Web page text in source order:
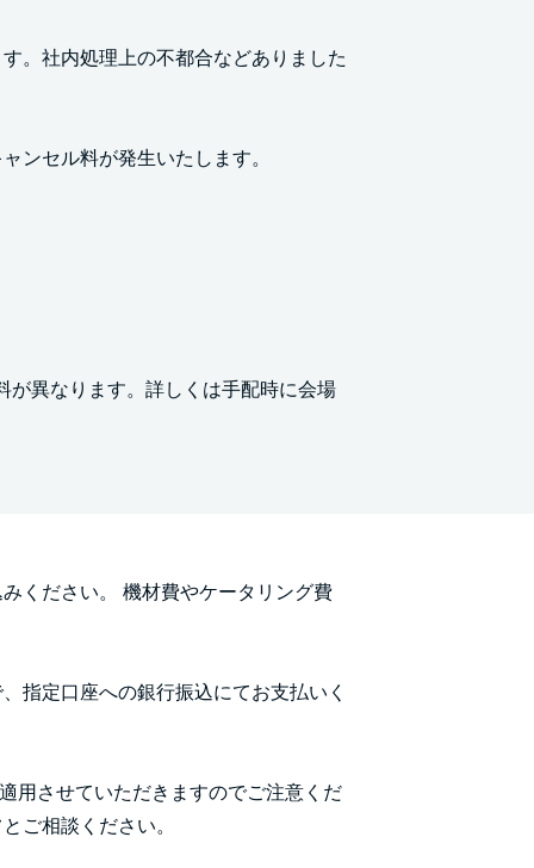
。社内処理上の不都合などありました
ンセル料が発生いたします。
が異なります。詳しくは手配時に会場
ください。 機材費やケータリング費
指定口座への銀行振込にてお支払いく
用させていただきますのでご注意くだ
ご相談ください。